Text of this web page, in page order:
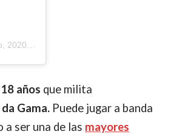
a las 6:46 PDT
años que milita
Gama. Puede jugar a banda
ser una de las mayores